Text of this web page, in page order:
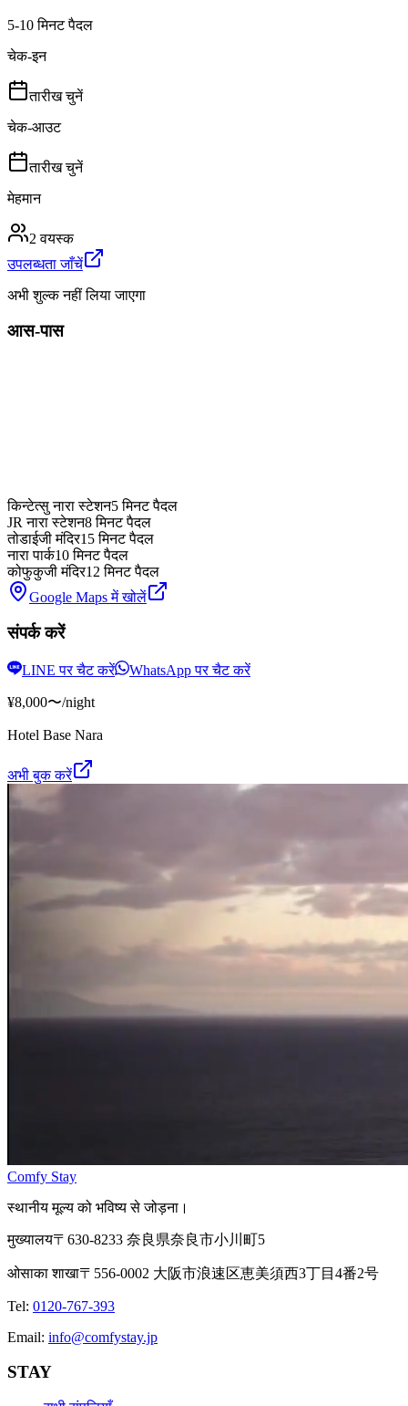
5-10 मिनट पैदल
चेक-इन
तारीख चुनें
चेक-आउट
तारीख चुनें
मेहमान
2 वयस्क
उपलब्धता जाँचें
अभी शुल्क नहीं लिया जाएगा
आस-पास
किन्टेत्सु नारा स्टेशन5 मिनट पैदल
JR नारा स्टेशन8 मिनट पैदल
तोडाईजी मंदिर15 मिनट पैदल
नारा पार्क10 मिनट पैदल
कोफुकुजी मंदिर12 मिनट पैदल
Google Maps में खोलें
संपर्क करें
LINE पर चैट करें WhatsApp पर चैट करें
¥8,000〜/night
Hotel Base Nara
अभी बुक करें
Comfy Stay
स्थानीय मूल्य को भविष्य से जोड़ना।
मुख्यालय〒630-8233 奈良県奈良市小川町5
ओसाका शाखा〒556-0002 大阪市浪速区恵美須西3丁目4番2号
Tel: 0120-767-393
Email: info@comfystay.jp
STAY